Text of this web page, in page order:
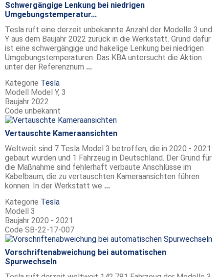
Schwergängige Lenkung bei niedrigen
Umgebungstemperatur...
Tesla ruft eine derzeit unbekannte Anzahl der Modelle 3 und
Y aus dem Baujahr 2022 zurück in die Werkstatt. Grund dafür
ist eine schwergängige und hakelige Lenkung bei niedrigen
Umgebungstemperaturen. Das KBA untersucht die Aktion
unter der Referenznum ...
Kategorie Tesla
Modell Model Y, 3
Baujahr 2022
Code unbekannt
Vertauschte Kameraansichten
Weltweit sind 7 Tesla Model 3 betroffen, die in 2020 - 2021
gebaut wurden und 1 Fahrzeug in Deutschland. Der Grund für
die Maßnahme sind fehlerhaft verbaute Anschlüsse im
Kabelbaum, die zu vertauschten Kameraansichten führen
können. In der Werkstatt we ...
Kategorie Tesla
Modell 3
Baujahr 2020 - 2021
Code SB-22-17-007
Vorschriftenabweichung bei automatischen
Spurwechseln